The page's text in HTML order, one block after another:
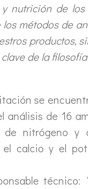
nutrición de los
los métodos de
productos,
de la
se
análisis de 16
de nitrógeno
calcio y el
técnico: